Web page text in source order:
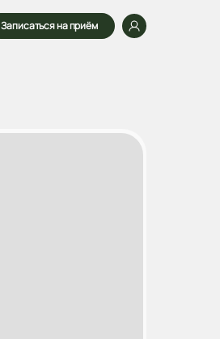
Записаться на приём